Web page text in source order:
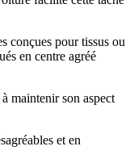
conçues pour tissus ou
en centre agréé
maintenir son aspect
et en